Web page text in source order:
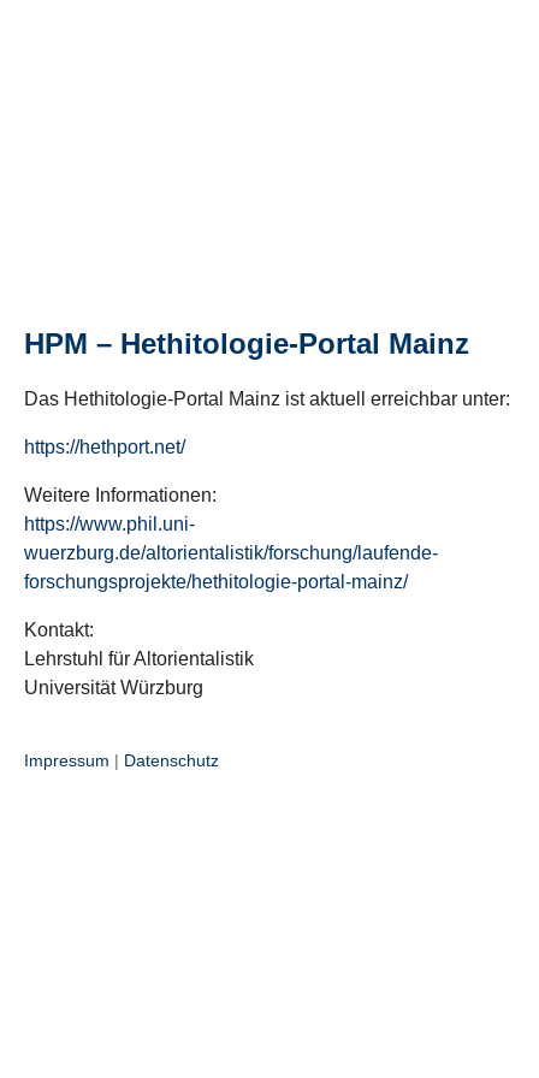
HPM – Hethitologie-Portal Mainz
Das Hethitologie-Portal Mainz ist aktuell erreichbar unter:
https://hethport.net/
Weitere Informationen:
https://www.phil.uni-
wuerzburg.de/altorientalistik/forschung/laufende-
forschungsprojekte/hethitologie-portal-mainz/
Kontakt:
Lehrstuhl für Altorientalistik
Universität Würzburg
Impressum | Datenschutz